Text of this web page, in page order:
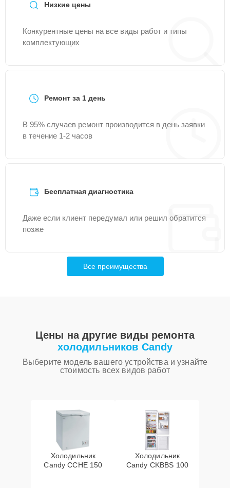
Низкие цены
Конкурентные цены на все виды работ и типы
комплектующих
Ремонт за 1 день
В 95% случаев ремонт производится в день заявки
в течение 1-2 часов
Бесплатная диагностика
Даже если клиент передумал или решил обратится
позже
Все преимущества
Цены на другие виды ремонта
холодильников Candy
Выберите модель вашего устройства и узнайте
стоимость всех видов работ
Холодильник
Candy CCHE 150
Холодильник
Candy CKBBS 100